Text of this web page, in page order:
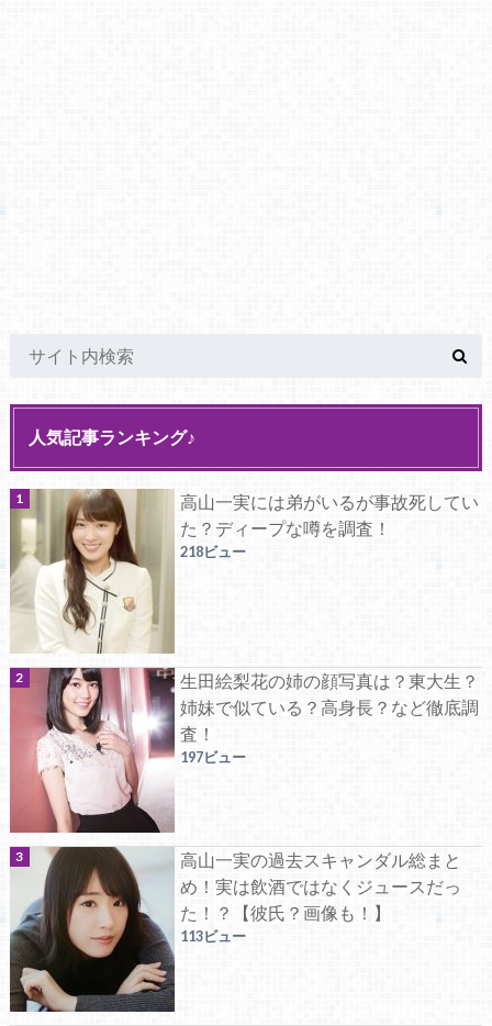
人気記事ランキング♪
高山一実には弟がいるが事故死してい
た？ディープな噂を調査！
218ビュー
生田絵梨花の姉の顔写真は？東大生？
姉妹で似ている？高身長？など徹底調
査！
197ビュー
高山一実の過去スキャンダル総まと
め！実は飲酒ではなくジュースだっ
た！？【彼氏？画像も！】
113ビュー